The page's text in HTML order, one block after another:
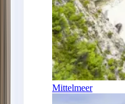
Mittelmeer